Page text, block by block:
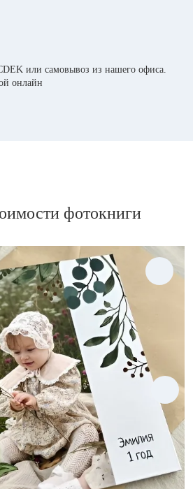
или самовывоз из нашего офиса.
онлайн
фотокниги